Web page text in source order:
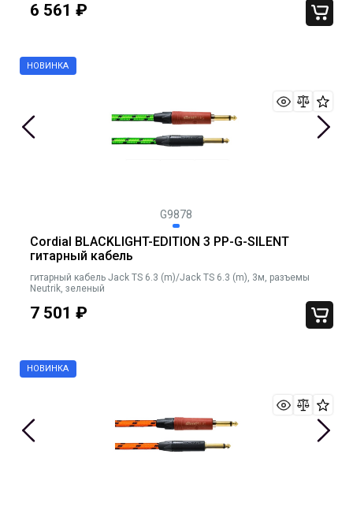
6 561 ₽
G9878
Cordial BLACKLIGHT-EDITION 3 PP-G-SILENT
гитарный кабель
гитарный кабель Jack TS 6.3 (m)/Jack TS 6.3 (m), 3м, разъемы
Neutrik, зеленый
7 501 ₽